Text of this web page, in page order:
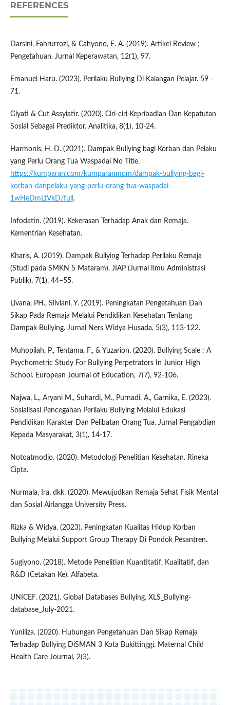
REFERENCES
Darsini, Fahrurrozi, & Cahyono, E. A. (2019). Artikel Review ;
Pengetahuan. Jurnal Keperawatan, 12(1), 97.
Emanuel Haru. (2023). Perilaku Bullying Di Kalangan Pelajar. 59 -
71.
Giyati & Cut Assyiatir. (2020). Ciri-ciri Kepribadian Dan Kepatutan
Sosial Sebagai Prediktor. Analitika, 8(1), 10-24.
Harmonis, H. D. (2021). Dampak Bullying bagi Korban dan Pelaku
yang Perlu Orang Tua Waspadai No Title.
https://kumparan.com/kumparanmom/dampak-bullying-bagi-
korban-danpelaku-yang-perlu-orang-tua-waspadai-
1wHeDmLtVkD/full .
Infodatin. (2019). Kekerasan Terhadap Anak dan Remaja.
Kementrian Kesehatan.
Kharis, A. (2019). Dampak Bullying Terhadap Perilaku Remaja
(Studi pada SMKN 5 Mataram). JIAP (Jurnal Ilmu Administrasi
Publik), 7(1), 44–55.
Livana, PH., Silviani, Y. (2019). Peningkatan Pengetahuan Dan
Sikap Pada Remaja Melalui Pendidikan Kesehatan Tentang
Dampak Bullying. Jurnal Ners Widya Husada, 5(3), 113-122.
Muhopilah, P., Tentama, F., & Yuzarion. (2020). Bullying Scale : A
Psychometric Study For Bullying Perpetrators In Junior High
School. European Journal of Education, 7(7), 92-106.
Najwa, L., Aryani M., Suhardi, M., Purnadi, A., Garnika, E. (2023).
Sosialisasi Pencegahan Perilaku Bullying Melalui Edukasi
Pendidikan Karakter Dan Pelibatan Orang Tua. Jurnal Pengabdian
Kepada Masyarakat, 3(1), 14-17.
Notoatmodjo. (2020). Metodologi Penelitian Kesehatan. Rineka
Cipta.
Nurmala, Ira, dkk. (2020). Mewujudkan Remaja Sehat Fisik Mental
dan Sosial Airlangga University Press.
Rizka & Widya. (2023). Peningkatan Kualitas Hidup Korban
Bullying Melalui Support Group Therapy Di Pondok Pesantren.
Sugiyono. (2018). Metode Penelitian Kuantitatif, Kualitatif, dan
R&D (Cetakan Ke). Alfabeta.
UNICEF. (2021). Global Databases Bullying. XLS_Bullying-
database_July-2021.
Yuniliza. (2020). Hubungan Pengetahuan Dan Sikap Remaja
Terhadap Bullying DiSMAN 3 Kota Bukittinggi. Maternal Child
Health Care Journal, 2(3).